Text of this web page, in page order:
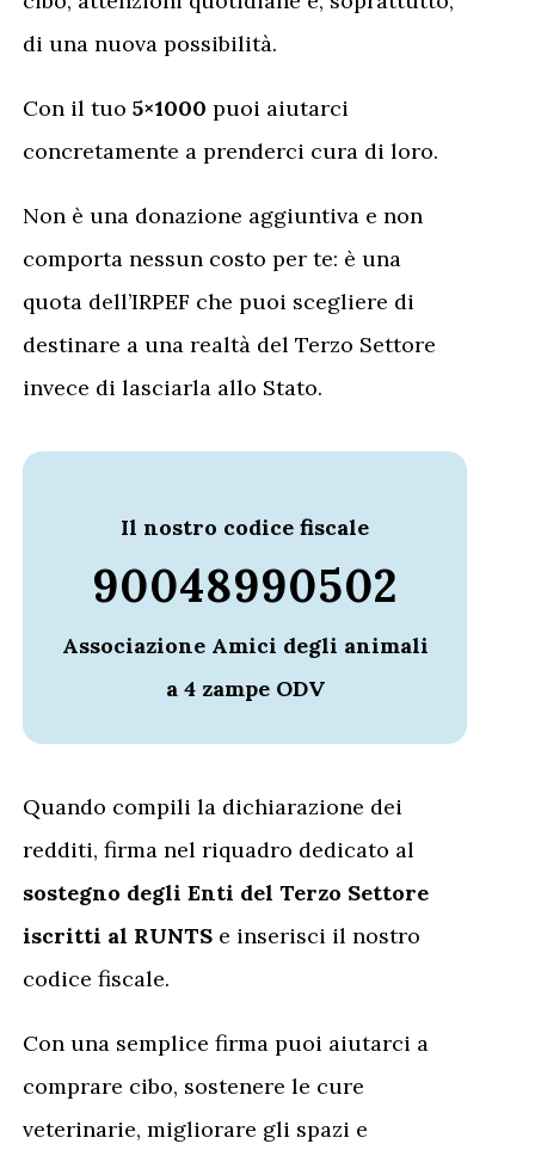
di una nuova possibilità.
Con il tuo5×1000 puoi aiutarci
concretamente a prenderci cura di loro.
Non è una donazione aggiuntiva e non
comporta nessun costo per te: è una
quota dell’IRPEF che puoi scegliere di
destinare a una realtà del Terzo Settore
invece di lasciarla allo Stato.
Il nostro codice fiscale
90048990502
Associazione Amici degli animali
a 4 zampe ODV
Quando compili la dichiarazione dei
redditi, firma nel riquadro dedicato al
sostegno degli Enti del Terzo Settore
iscritti al RUNTS e inserisci il nostro
codice fiscale.
Con una semplice firma puoi aiutarci a
comprare cibo, sostenere le cure
veterinarie, migliorare gli spazi e